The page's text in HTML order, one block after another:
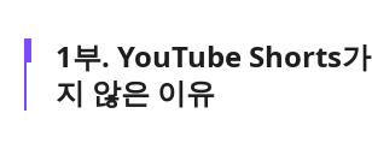
1부. YouTube Shorts
지 않은 이유